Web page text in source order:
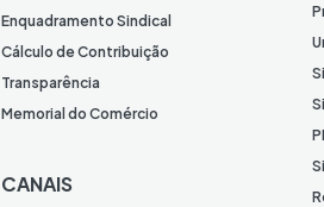
Enquadramento Sindical
Cálculo de Contribuição
Transparência
Memorial do Comércio
CANAIS